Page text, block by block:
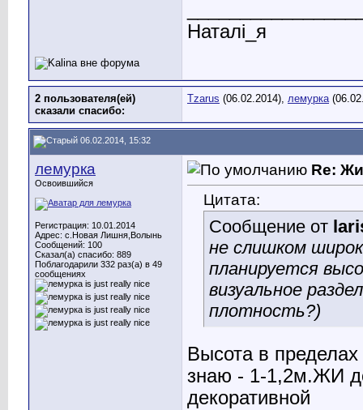
Наталі_я
2 пользователя(ей)
сказали cпасибо:
Tzarus (06.02.2014), лемурка
06.02.2014, 15:32
лемурка
Освоившийся
Регистрация: 10.01.2014
Адрес: с.Новая Лишня,Волынь
Сообщений: 100
Сказал(а) спасибо: 889
Поблагодарили 332 раз(а) в 49
сообщениях
Re:
Цитата:
Сообщение от
не слишком
планируется
визуальное
плотность?)
Высота в
знаю - 1-1,2м.ЖИ
декоративной